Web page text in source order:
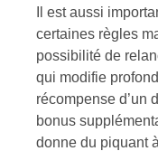
Il est aussi
certaines règles
possibilité de
qui modifie
récompense d’un
bonus
donne du piquant